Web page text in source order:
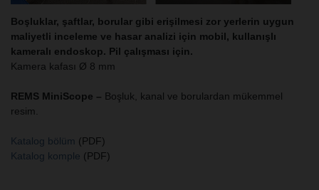
Boşluklar, şaftlar, borular gibi erişilmesi zor yerlerin uygun
maliyetli inceleme ve hasar analizi için mobil, kullanışlı
kameralı endoskop. Pil çalışması için.
Kamera kafası Ø 8 mm
REMS MiniScope – Boşluk, kanal ve borulardan mükemmel
resim.
Katalog bölüm (PDF)
Katalog komple (PDF)